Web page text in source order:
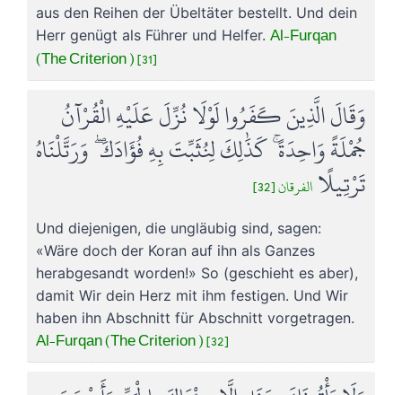
aus den Reihen der Übeltäter bestellt. Und dein
Herr genügt als Führer und Helfer. Al-Furqan
(The Criterion ) [31]
وَقَالَ الَّذِينَ كَفَرُوا لَوْلَا نُزِّلَ عَلَيْهِ الْقُرْآنُ
جُمْلَةً وَاحِدَةً ۚ كَذَٰلِكَ لِنُثَبِّتَ بِهِ فُؤَادَكَ ۖ وَرَتَّلْنَاهُ
تَرْتِيلًا الفرقان [32]
Und diejenigen, die ungläubig sind, sagen:
«Wäre doch der Koran auf ihn als Ganzes
herabgesandt worden!» So (geschieht es aber),
damit Wir dein Herz mit ihm festigen. Und Wir
haben ihn Abschnitt für Abschnitt vorgetragen.
Al-Furqan (The Criterion ) [32]